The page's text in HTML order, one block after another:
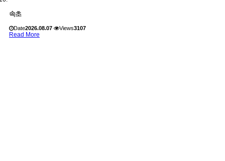
속초
Date2026.08.07 Views3107
Read More